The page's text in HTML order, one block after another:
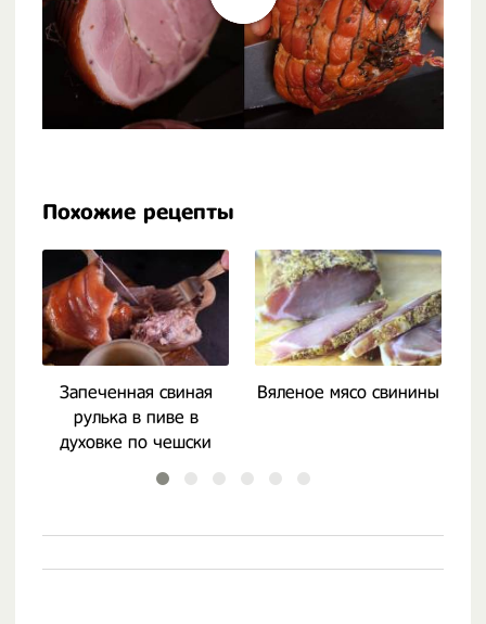
Похожие рецепты
Запеченная свиная
рулька в пиве в
духовке по чешски
Вяленое мясо свинины